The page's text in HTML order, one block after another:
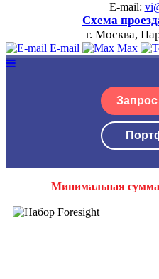
E-mail:
Схема
г. Москва,
E-mail Max
Минимальная сумма